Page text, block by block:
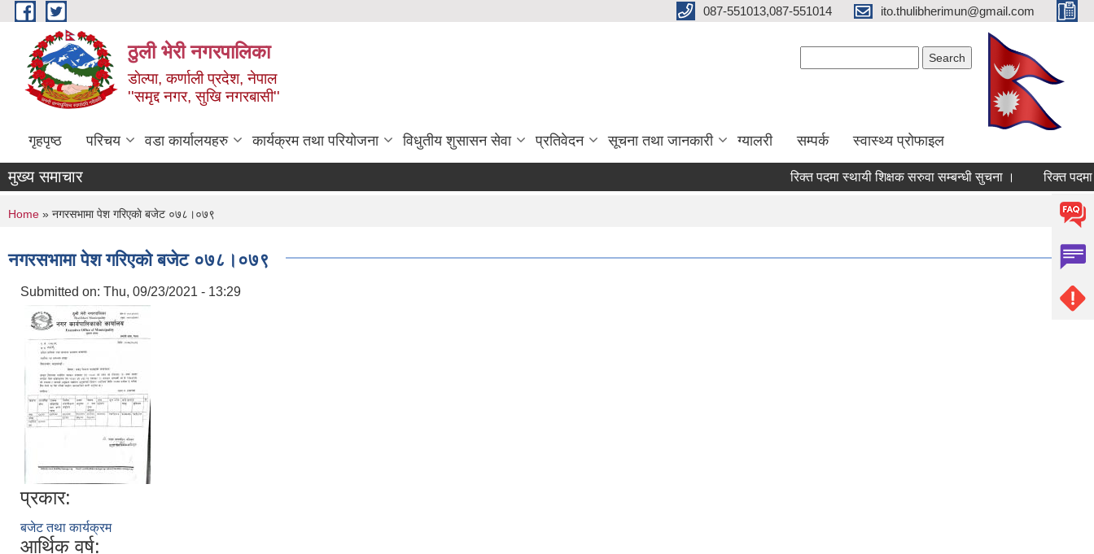
Skip to main content 087-551013,087-551014 ito.thulibherimun@gmail.com
ठुली भेरी नगरपालिका
डाेल्पा, कर्णाली प्रदेश, नेपाल
''समृद्द नगर, सुखि नगरबासी''
गृहपृष्ठ परिचय वडा कार्यालयहरु कार्यक्रम तथा परियोजना विधुतीय शुसासन सेवा प्रतिवेदन सूचना तथा जानकारी ग्यालरी सम्पर्क स्वास्थ्य प्राेफाइल
मुख्य समाचार रिक्त पदमा स्थायी शिक्षक सरुवा सम्बन्धी सुचना । रिक्त पदमा
You are here
Home » नगरसभामा पेश गरिएकाे बजेट ०७८।०७९
नगरसभामा पेश गरिएकाे बजेट ०७८।०७९
Submitted on: Thu, 09/23/2021 - 13:29
प्रकार:
बजेट तथा कार्यक्रम
आर्थिक वर्ष: